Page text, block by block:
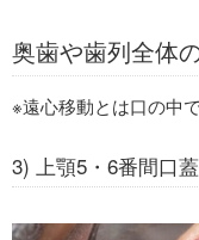
奥歯や歯列全体
※遠心移動とは口の中
3) 上顎5・6番間口